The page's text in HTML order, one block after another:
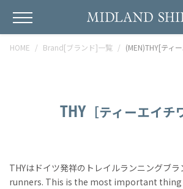
HOME Brand[ブランド]一覧 (MEN)THY[ティ
THY ［ティーエイチ
THYはドイツ発祥のトレイルランニングブラ
runners. This is the most important thing